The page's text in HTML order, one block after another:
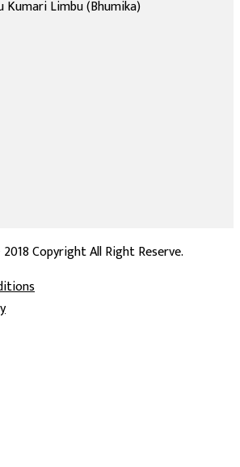
Kumari Limbu (Bhumika)
Copyright All Right Reserve.